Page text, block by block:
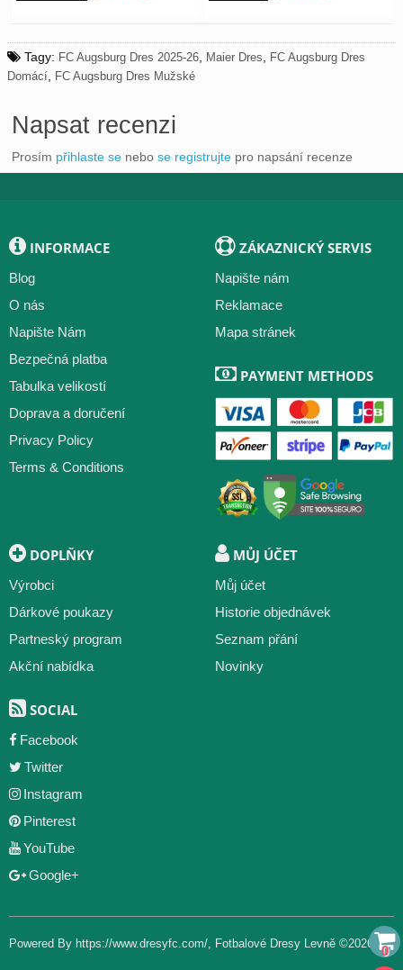
Tagy: FC Augsburg Dres 2025-26, Maier Dres, FC Augsburg Dres
Domácí, FC Augsburg Dres Mužské
Napsat recenzi
Prosím přihlaste se nebo se registrujte pro napsání recenze
INFORMACE
Blog
O nás
Napište Nám
Bezpečná platba
Tabulka velikostí
Doprava a doručení
Privacy Policy
Terms & Conditions
ZÁKAZNICKÝ SERVIS
Napište nám
Reklamace
Mapa stránek
PAYMENT METHODS
DOPLŇKY
Výrobci
Dárkové poukazy
Partneský program
Akční nabídka
MŮJ ÚČET
Můj účet
Historie objednávek
Seznam přání
Novinky
SOCIAL
Facebook
Twitter
Instagram
Pinterest
YouTube
Google+
Powered By https://www.dresyfc.com/ Fotbalové Dresy Levně ©2026